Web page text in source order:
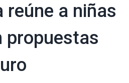
reúne a niñas
propuestas